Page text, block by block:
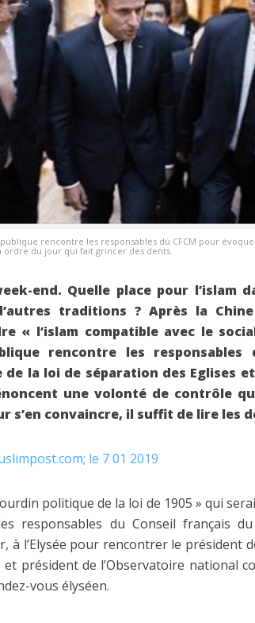
rencontre les responsables du CFCM pour
ordre du jour qui fait grincer des dents.
end. Quelle place pour l’islam
traditions ? Après la
« l’islam compatible avec le
rencontre les responsables
la loi de séparation des Eglises
une volonté de contrôle
s’en convaincre, il suffit de lire les
le 7 01 2019
politique de la loi de 1905 » qui
responsables du Conseil français
à l’Elysée pour rencontrer le président
président de l’Observatoire national
vous élyséen.